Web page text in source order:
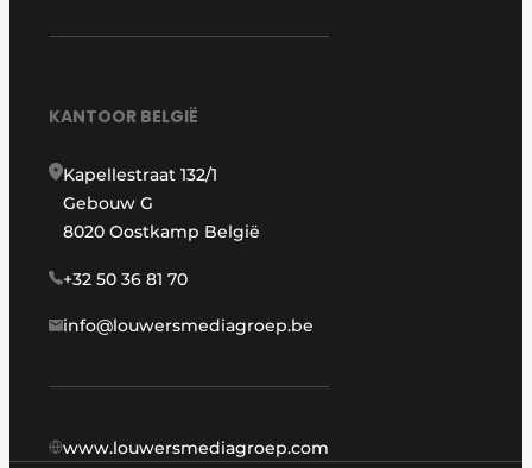
KANTOOR BELGIË
Kapellestraat 132/1
Gebouw G
8020 Oostkamp België
+32 50 36 81 70
info@louwersmediagroep.be
www.louwersmediagroep.com